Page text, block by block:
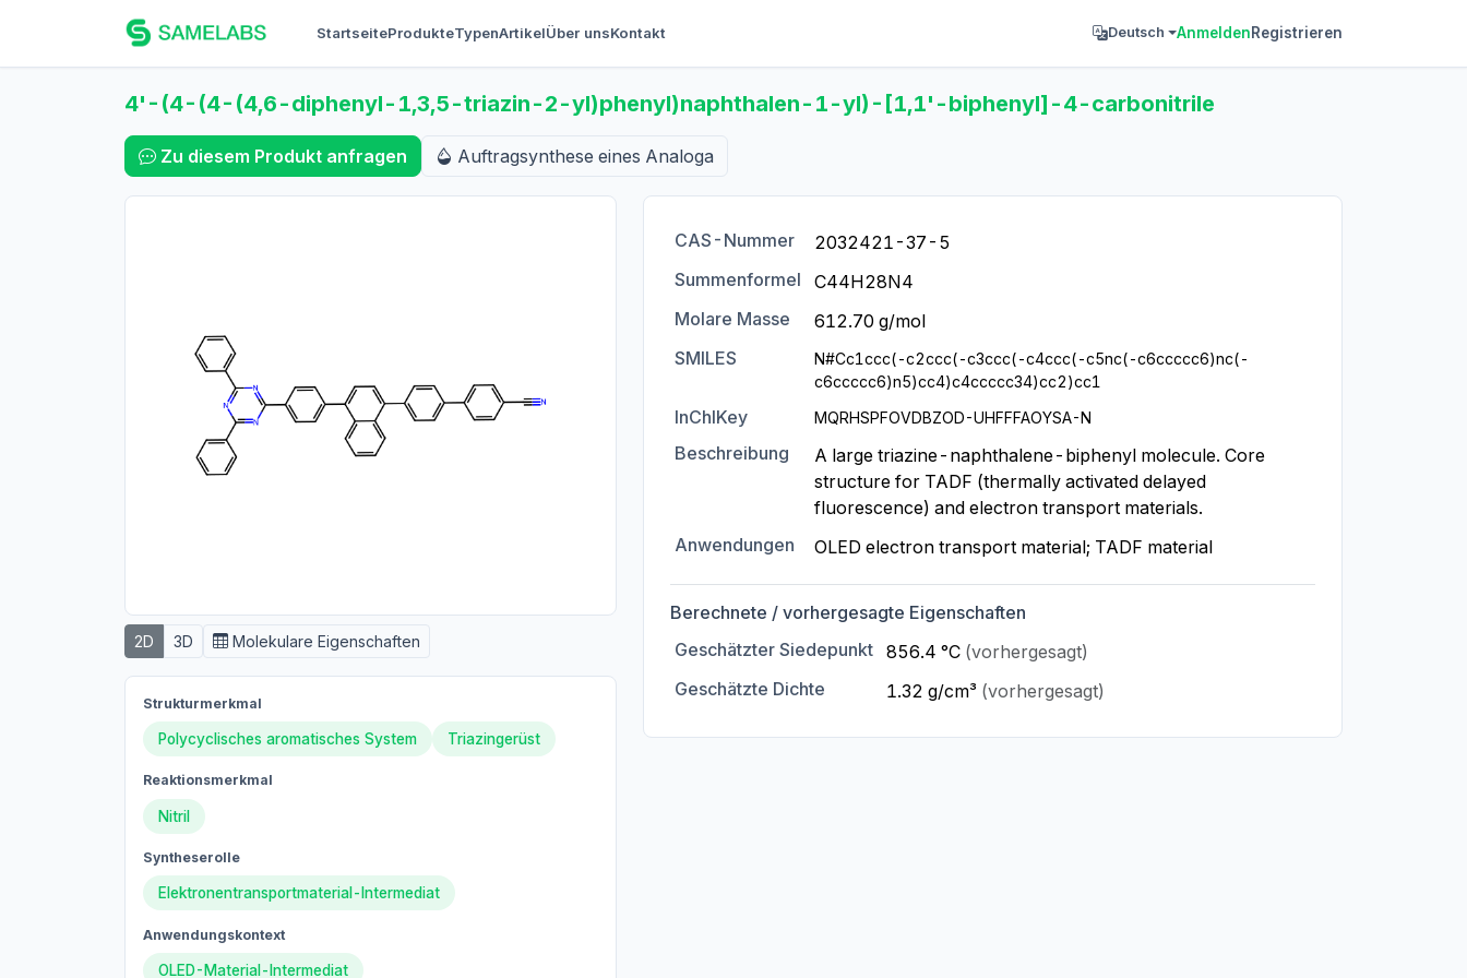
StartseiteProdukteTypenArtikelÜber unsKontakt Deutsch AnmeldenRegistrieren
4'-(4-(4-(4,6-diphenyl-1,3,5-triazin-2-yl)phenyl)naphthalen-1-yl)-[1,1'-biphenyl]-4-carbonitrile
Zu diesem Produkt anfragen Auftragsynthese eines Analoga
2D 3D Molekulare Eigenschaften
Strukturmerkmal
Polycyclisches aromatisches System Triazingerüst
Reaktionsmerkmal
Nitril
Syntheserolle
Elektronentransportmaterial-Intermediat
Anwendungskontext
OLED-Material-Intermediat
CAS-Nummer
2032421-37-5
Summenformel
C44H28N4
Molare Masse
612.70 g/mol
SMILES
N#Cc1ccc(-c2ccc(-c3ccc(-c4ccc(-c5nc(-c6ccccc6)nc(-
c6ccccc6)n5)cc4)c4ccccc34)cc2)cc1
InChIKey MQRHSPFOVDBZOD-UHFFFAOYSA-N
Beschreibung
A large triazine-naphthalene-biphenyl molecule. Core
structure for TADF (thermally activated delayed
fluorescence) and electron transport materials.
Anwendungen
OLED electron transport material; TADF material
Berechnete / vorhergesagte Eigenschaften
Geschätzter Siedepunkt 856.4 °C (vorhergesagt)
Geschätzte Dichte
1.32 g/cm³ (vorhergesagt)